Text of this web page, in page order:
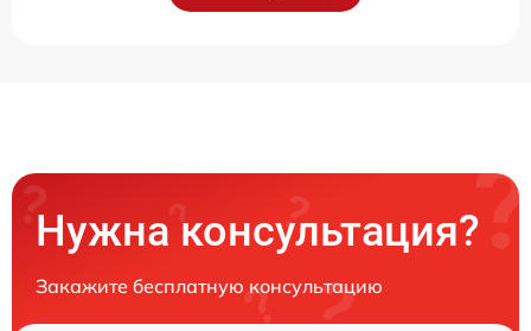
Нужна консультация?
Закажите бесплатную консультацию